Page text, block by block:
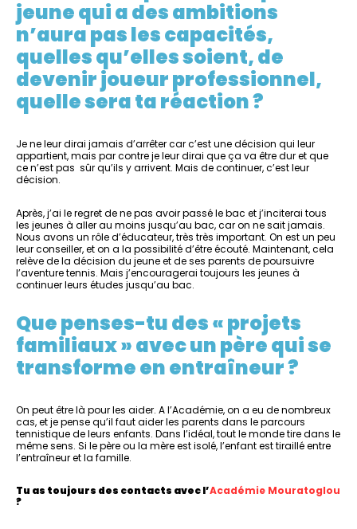
jeune qui a des ambitions
n’aura pas les capacités,
quelles qu’elles soient, de
devenir joueur professionnel,
quelle sera ta réaction ?
Je ne leur dirai jamais d’arrêter car c’est une décision qui leur
appartient, mais par contre je leur dirai que ça va être dur et que
ce n’est pas sûr qu’ils y arrivent. Mais de continuer, c’est leur
décision.
Après, j’ai le regret de ne pas avoir passé le bac et j’inciterai tous
les jeunes à aller au moins jusqu’au bac, car on ne sait jamais.
Nous avons un rôle d’éducateur, très très important. On est un peu
leur conseiller, et on a la possibilité d’être écouté. Maintenant, cela
relève de la décision du jeune et de ses parents de poursuivre
l’aventure tennis. Mais j’encouragerai toujours les jeunes à
continuer leurs études jusqu’au bac.
Que penses-tu des « projets
familiaux » avec un père qui se
transforme en entraîneur ?
On peut être là pour les aider. A l’Académie, on a eu de nombreux
cas, et je pense qu’il faut aider les parents dans le parcours
tennistique de leurs enfants. Dans l’idéal, tout le monde tire dans le
même sens. Si le père ou la mère est isolé, l’enfant est tiraillé entre
l’entraîneur et la famille.
Tu as toujours des contacts avec l’Académie Mouratoglou
?